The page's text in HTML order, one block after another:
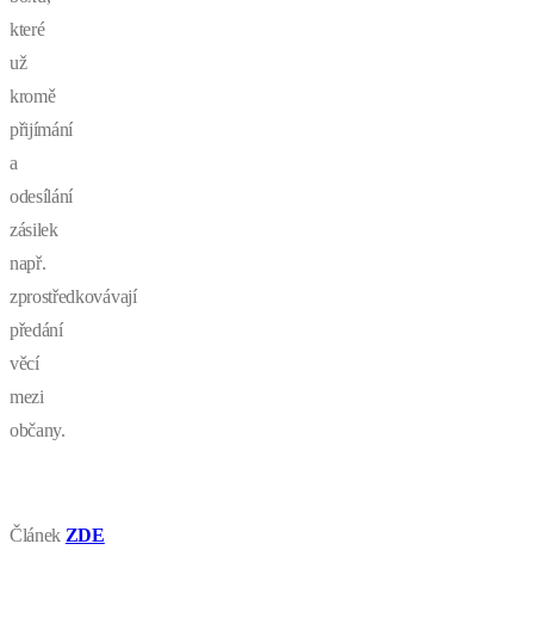
které
už
kromě
přijímání
a
odesílání
zásilek
např.
zprostředkovávají
předání
věcí
mezi
občany.
Článek ZDE